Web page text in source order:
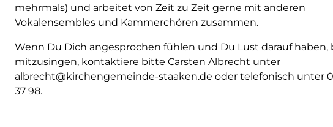
mehrmals) und arbeitet von Zeit zu Zeit gerne mit anderen
Vokalensembles und Kammerchören zusammen.
Wenn Du Dich angesprochen fühlen und Du Lust darauf haben,
mitzusingen, kontaktiere bitte Carsten Albrecht unter
albrecht@kirchengemeinde-staaken.de oder telefonisch unter
37 98.